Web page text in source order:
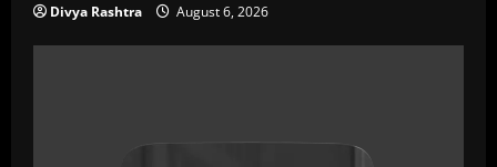
Divya Rashtra August 6, 2026